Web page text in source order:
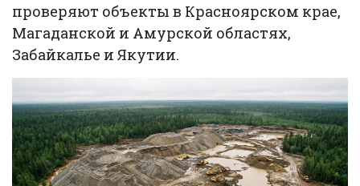
проверяют объекты в Красноярском крае,
Магаданской и Амурской областях,
Забайкалье и Якутии.